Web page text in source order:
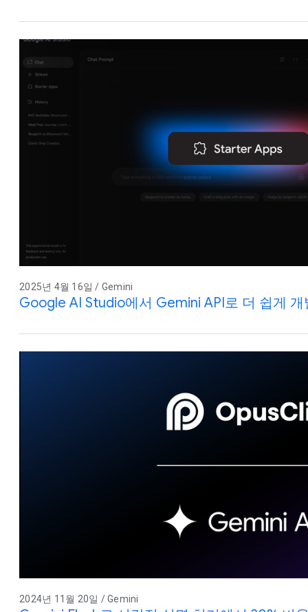
2025년 4월 16일 / Gemini
Google AI Studio에서 Gemini API로 더 쉽게 개
2024년 11월 20일 / Gemini